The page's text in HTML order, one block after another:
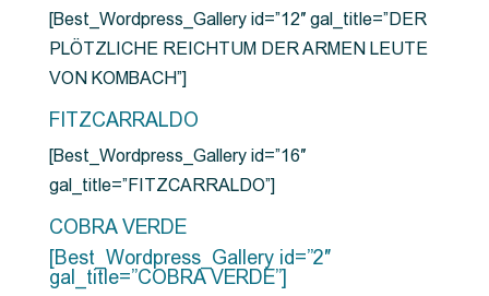
[Best_Wordpress_Gallery id=”12″ gal_title=”DER
PLÖTZLICHE REICHTUM DER ARMEN LEUTE
VON KOMBACH”]
FITZCARRALDO
[Best_Wordpress_Gallery id=”16″
gal_title=”FITZCARRALDO”]
COBRA VERDE
[Best_Wordpress_Gallery id=”2″
gal_title=”COBRA VERDE”]